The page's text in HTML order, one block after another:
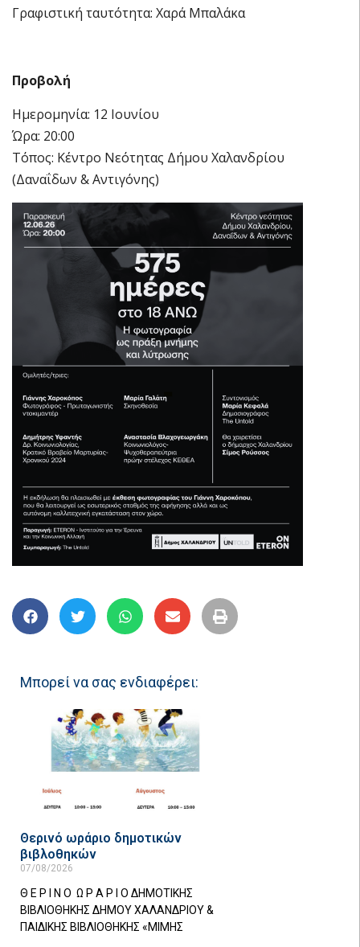
Γραφιστική ταυτότητα: Χαρά Μπαλάκα
Προβολή
Ημερομηνία: 12 Ιουνίου
Ώρα: 20:00
Τόπος: Κέντρο Νεότητας Δήμου Χαλανδρίου
(Δαναΐδων & Αντιγόνης)
Μπορεί να σας ενδιαφέρει:
Θερινό ωράριο δημοτικών
βιβλοθηκών
07/08/2026
Θ Ε Ρ Ι Ν Ο Ω Ρ Α Ρ Ι Ο ΔΗΜΟΤΙΚΗΣ
ΒΙΒΛΙΟΘΗΚΗΣ ΔΗΜΟΥ ΧΑΛΑΝΔΡΙΟΥ &
ΠΑΙΔΙΚΗΣ ΒΙΒΛΙΟΘΗΚΗΣ «ΜΙΜΗΣ